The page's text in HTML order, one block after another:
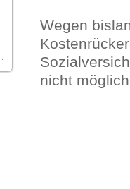
Wegen
nicht